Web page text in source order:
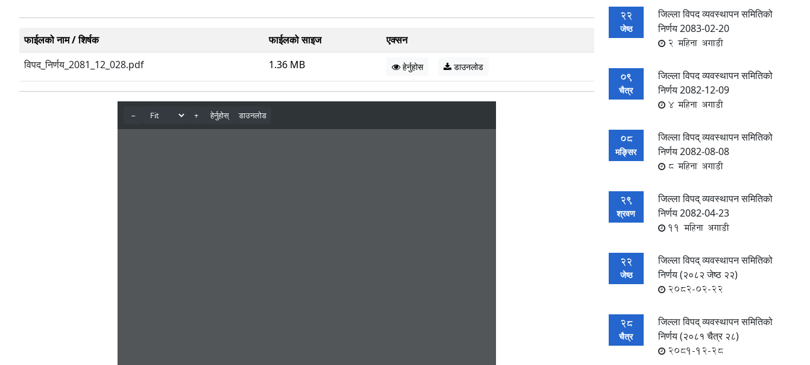
फाईलको नाम / शिर्षक फाईलको साइज
एक्सन
विपद_निर्णय_2081_12_028.pdf
1.36 MB हेर्नुहोस डाउनलोड
22
जेष्ठ
जिल्ला विपद व्यवस्थापन समितिको
निर्णय 2083-02-20
2 महिना अगाडी
09
चैत्र
जिल्ला विपद व्यवस्थापन समितिको
निर्णय 2082-12-09
4 महिना अगाडी
08
मङ्सिर
जिल्ला विपद् व्यवस्थापन समितिको
निर्णय 2082-08-08
8 महिना अगाडी
29
श्रवण
जिल्ला विपद् व्यवस्थापन समितिको
निर्णय 2082-04-23
11 महिना अगाडी
22
जेष्ठ
जिल्ला विपद् व्यवस्थापन समितिको
निर्णय (२०८२ जेष्ठ २२)
2082-02-22
28
चैत्र
जिल्ला विपद् व्यवस्थापन समितिको
निर्णय (२०८१ चैत्र २८)
2081-12-28